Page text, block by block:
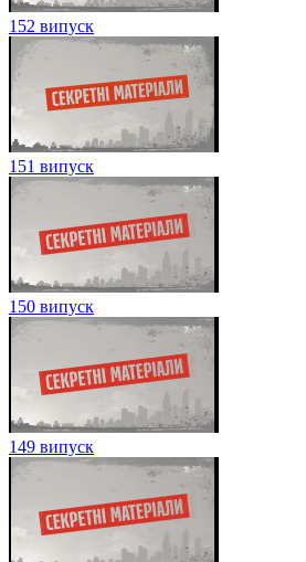
152 випуск
151 випуск
150 випуск
149 випуск